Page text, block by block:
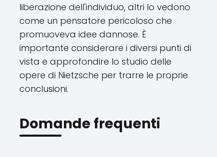
liberazione dell'individuo, altri lo vedono
come un pensatore pericoloso che
promuoveva idee dannose. È
importante considerare i diversi punti di
vista e approfondire lo studio delle
opere di Nietzsche per trarre le proprie
conclusioni.
Domande frequenti